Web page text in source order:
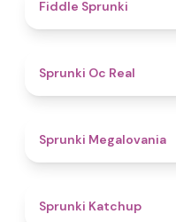
Fiddle Sprunki
Sprunki Oc Real
Sprunki Megalovania
Sprunki Katchup